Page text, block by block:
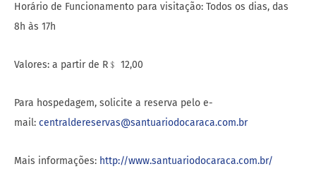
Horário de Funcionamento para visitação: Todos os dias, das
8h às 17h
Valores: a partir de R﹩ 12,00
Para hospedagem, solicite a reserva pelo e-
mail: centraldereservas@santuariodocaraca.com.br
Mais informações: http://www.santuariodocaraca.com.br/